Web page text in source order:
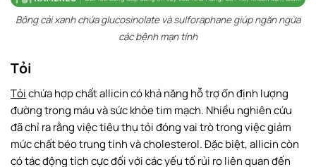
Bông cải xanh chứa glucosinolate và sulforaphane giúp ngăn ngừa
các bệnh mạn tính
Tỏi
Tỏichứa hợp chất allicin có khả năng hỗ trợ ổn định lượng
đường trong máu và sức khỏe tim mạch. Nhiều nghiên cứu
đã chỉ ra rằng việc tiêu thụ tỏi đóng vai trò trong việc giảm
mức chất béo trung tính và cholesterol. Đặc biệt, allicin còn
có tác động tích cực đối với các yếu tố rủi ro liên quan đến